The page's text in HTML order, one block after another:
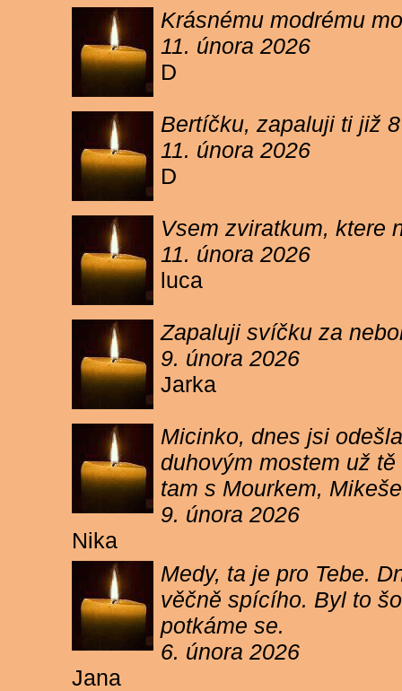
Krásnému modrému
11. února 2026
D
Bertíčku, zapaluji ti již
11. února 2026
D
Vsem zviratkum, ktere
11. února 2026
luca
Zapaluji svíčku za
9. února 2026
Jarka
Micinko, dnes jsi
duhovým mostem už
tam s Mourkem,
9. února 2026
Nika
Medy, ta je pro Tebe.
věčně spícího. Byl to
potkáme se.
6. února 2026
Jana